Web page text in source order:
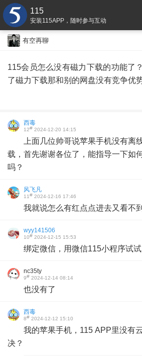
115
安装115APP，随时参与互动
有空再聊
115会员怎么没有磁力下载的功能了
了磁力下载那和别的网盘没有竞争优
西毒
12# 2024-12-20 14:15
上面几位帅哥说苹果手机没有离
载，首先谢谢各位了，能指导一下如
吗？
风飞凡
11# 2024-12-16 17:46
我就说怎么有红点点进去又看不到
wyy141506
10# 2024-12-15 15:53
绑定微信，用微信115小程序试试
nc35ty
9# 2024-12-14 08:14
也没有了
西毒
8# 2024-12-12 15:10
我的苹果手机，115 APP里没有
决？